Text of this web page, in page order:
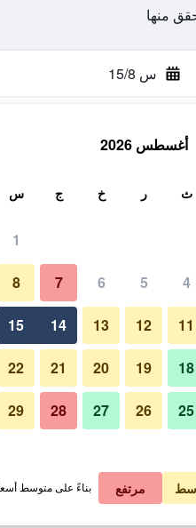
س 15/8
في الليلة
﷼ عرض الصفقة
﷼ عرض الصفقة
أغسطس 2026
ث ر خ ج س
1
4
5
6
7
8
11
12
13
14
15
18
19
20
21
22
25
26
27
28
29
مرتفع بناءً على متوسط